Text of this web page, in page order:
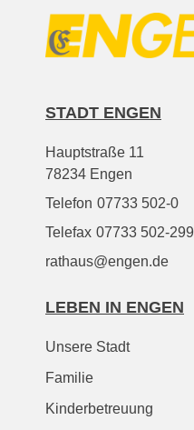
STADT ENGEN
Hauptstraße 11
78234 Engen
Telefon 07733 502-0
Telefax 07733 502-299
rathaus@engen.de
LEBEN IN ENGEN
Unsere Stadt
Familie
Kinderbetreuung